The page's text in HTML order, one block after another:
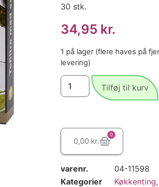
30 stk.
34,95 kr.
1 på lager (flere haves på
levering)
Tilføj til kurv
0,00 kr.
0
varenr.
04-11598
Kategorier
Køkkenting,